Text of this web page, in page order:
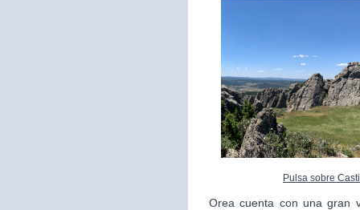
Pulsa sobre
Orea cuenta con una gran